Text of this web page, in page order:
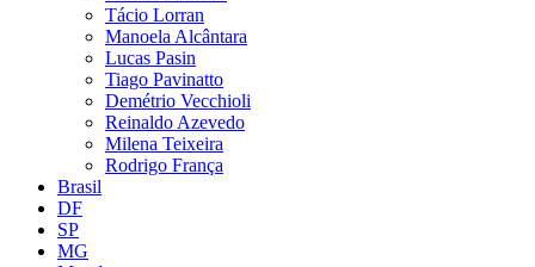
Tácio Lorran
Manoela Alcântara
Lucas Pasin
Tiago Pavinatto
Demétrio Vecchioli
Reinaldo Azevedo
Milena Teixeira
Rodrigo França
Brasil
DF
SP
MG